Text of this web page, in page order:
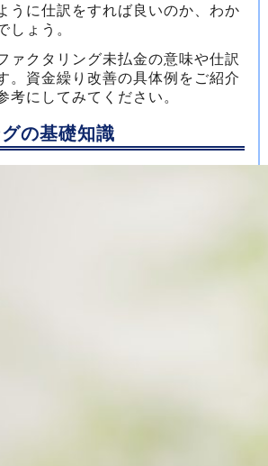
うに仕訳をすれば良いのか、わか
しょう。
ァクタリング未払金の意味や仕訳
。資金繰り改善の具体例をご紹介
考にしてみてください。
の基礎知識